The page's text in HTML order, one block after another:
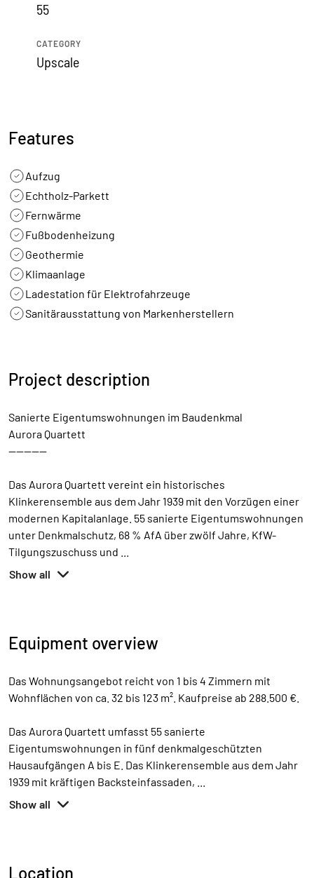
55
CATEGORY
Upscale
Features
Aufzug
Echtholz-Parkett
Fernwärme
Fußbodenheizung
Geothermie
Klimaanlage
Ladestation für Elektrofahrzeuge
Sanitärausstattung von Markenherstellern
Project description
Sanierte Eigentumswohnungen im Baudenkmal
Aurora Quartett
----------
Das Aurora Quartett vereint ein historisches
Klinkerensemble aus dem Jahr 1939 mit den Vorzügen einer
modernen Kapitalanlage. 55 sanierte Eigentumswohnungen
unter Denkmalschutz, 68 % AfA über zwölf Jahre, KfW-
Tilgungszuschuss und
Show all
Equipment overview
Das Wohnungsangebot reicht von 1 bis 4 Zimmern mit
Wohnflächen von ca. 32 bis 123 m². Kaufpreise ab 288.500 €.
Das Aurora Quartett umfasst 55 sanierte
Eigentumswohnungen in fünf denkmalgeschützten
Hausaufgängen A bis E. Das Klinkerensemble aus dem Jahr
1939 mit kräftigen Backsteinfassaden,
Show all
Location